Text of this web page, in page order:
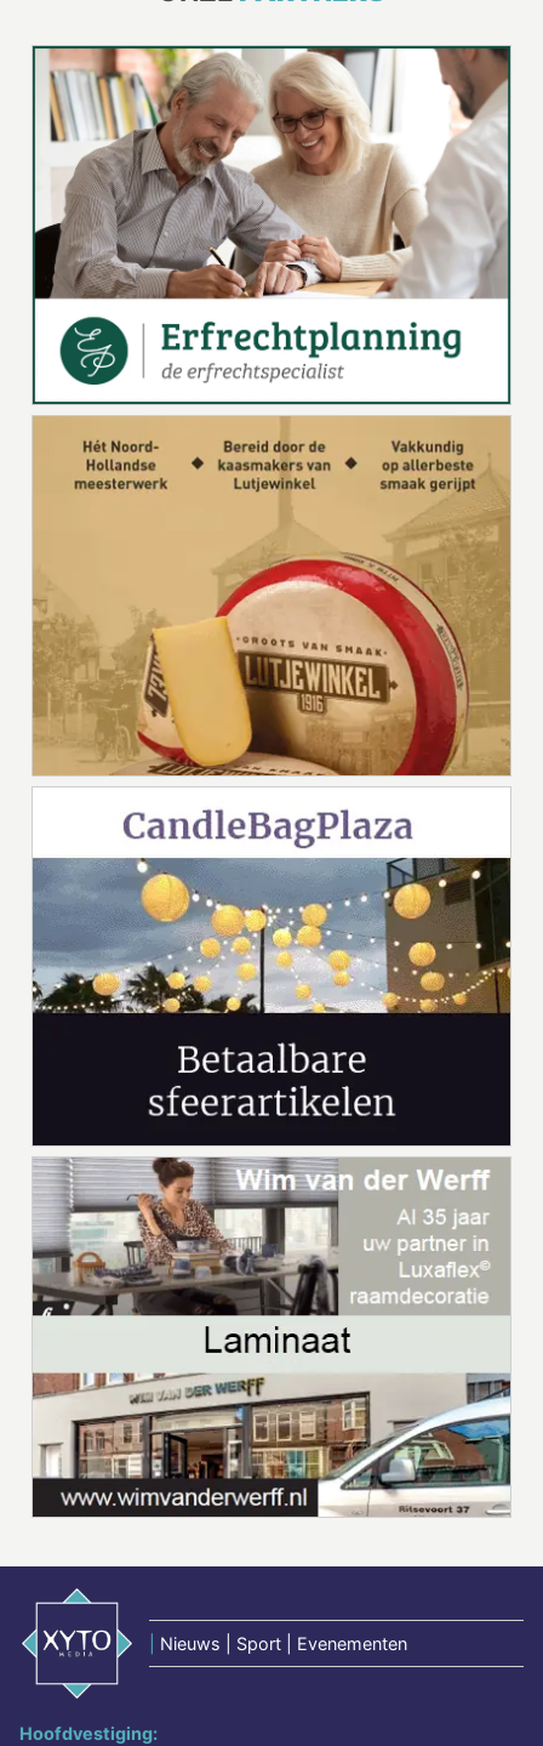
Nieuws | Sport | Evenementen
Hoofdvestiging: